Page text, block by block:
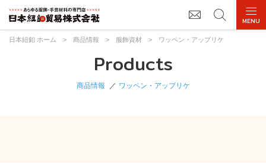
日本紐釦 ホーム > 商品情報 > 服飾資材 > ワッペン・アップリケ
Products
商品情報 ワッペン・アップリケ